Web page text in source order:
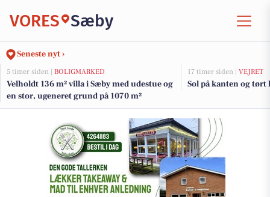
VORES Sæby
Seneste nyt ›
5 timer siden | BOLIGMARKED
Velholdt 136 m² villa i Sæby med udestue og
en stor, ugeneret grund på 1070 m²
17 timer siden | VEJRET
Sol på kanten og tørt